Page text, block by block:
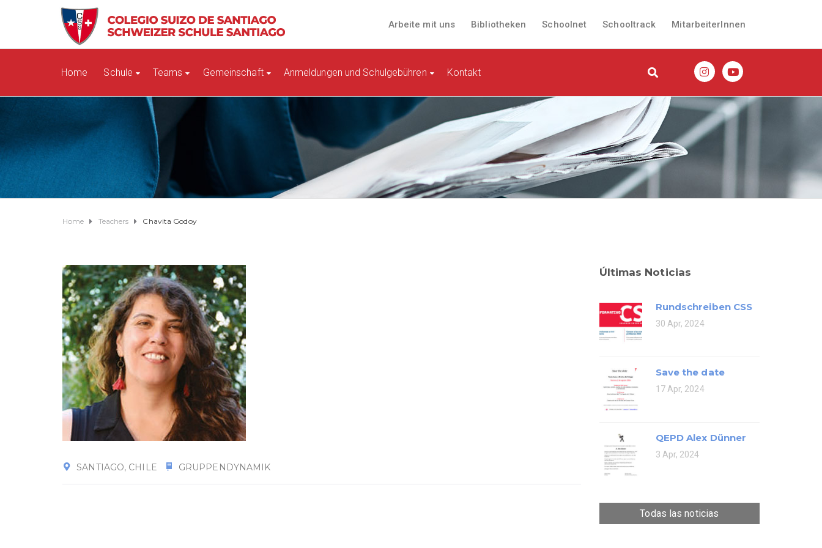
Arbeite mit uns Bibliotheken Schoolnet Schooltrack MitarbeiterInnen
Home Schule Teams Gemeinschaft Anmeldungen und Schulgebühren Kontakt
Home Teachers Chavita Godoy
SANTIAGO, CHILE GRUPPENDYNAMIK
Últimas Noticias
Rundschreiben CSS
30 Apr, 2024
Save the date
17 Apr, 2024
QEPD Alex Dünner
3 Apr, 2024
Todas las noticias